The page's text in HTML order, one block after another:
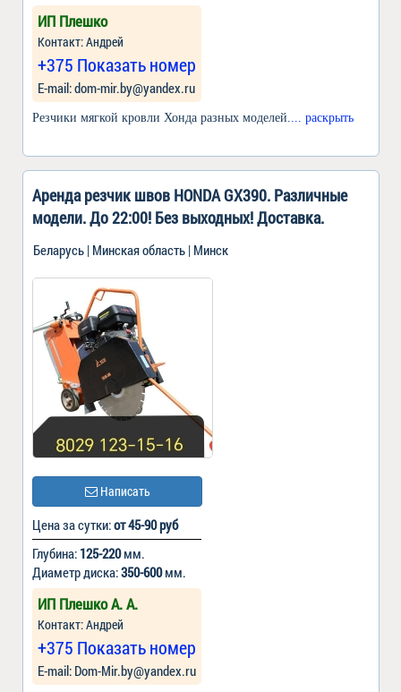
ИП Плешко
Контакт: Андрей
+375 Показать номер
Е-mail: dom-mir.by@yandex.ru
Резчики мягкой кровли Хонда разных моделей. ... раскрыть
Аренда резчик швов HONDA GX390. Различные
модели. До 22:00! Без выходных! Доставка.
Беларусь | Минская область | Минск
Написать
Цена за сутки:от 45-90 руб
Глубина: 125-220мм.
Диаметр диска:350-600мм.
ИП Плешко А. А.
Контакт: Андрей
+375 Показать номер
Е-mail: Dom-Mir.by@yandex.ru